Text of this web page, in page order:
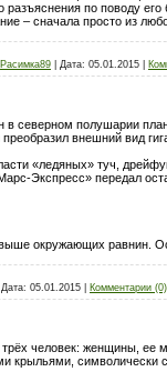
по поводу его
– сначала просто из
Расимка89 Дата: 05.01.2015
северном полушарии
внешний вид
«ледяных» туч,
Экспресс» передал
окружающих равнин.
Дата: 05.01.2015 Комментарии (0)
человек: женщины, ее
крыльями, символически